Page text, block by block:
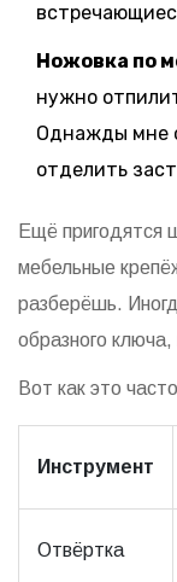
Ножовка по
нужно
Однажды мне
отделить
Ещё пригодятся
мебельные
разберёшь.
образного
Вот как это
Инструмент
Отвёртка